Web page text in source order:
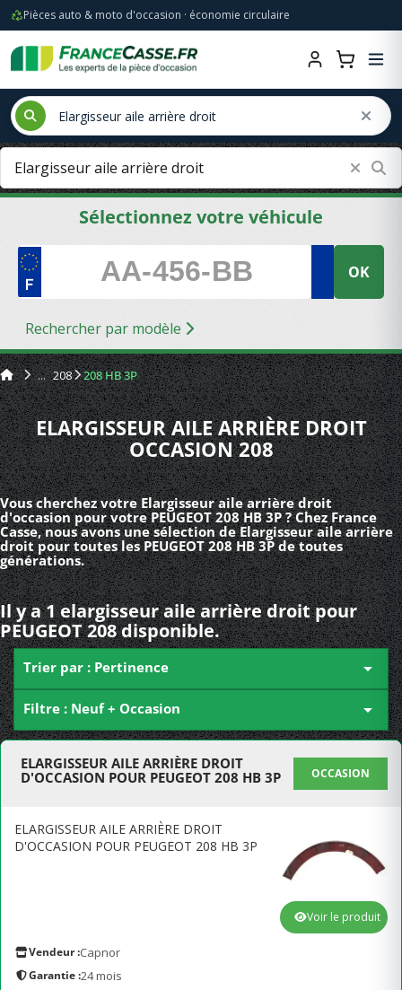
Pièces auto & moto d'occasion · économie circulaire
Sélectionnez votre véhicule
OK
Rechercher par modèle
208 208 HB 3P
ELARGISSEUR AILE ARRIÈRE DROIT
OCCASION 208
Vous cherchez votre Elargisseur aile arrière droit
d'occasion pour votre PEUGEOT 208 HB 3P ? Chez France
Casse, nous avons une sélection de Elargisseur aile arrière
droit pour toutes les PEUGEOT 208 HB 3P de toutes
générations.
Il y a 1 elargisseur aile arrière droit pour
PEUGEOT 208 disponible.
Trier par : Pertinence 
Filtre : Neuf + Occasion 
ELARGISSEUR AILE ARRIÈRE DROIT
D'OCCASION POUR PEUGEOT 208 HB 3P
OCCASION
ELARGISSEUR AILE ARRIÈRE DROIT
D'OCCASION POUR PEUGEOT 208 HB 3P
Vendeur :Capnor
Garantie :24 mois
Voir le produit